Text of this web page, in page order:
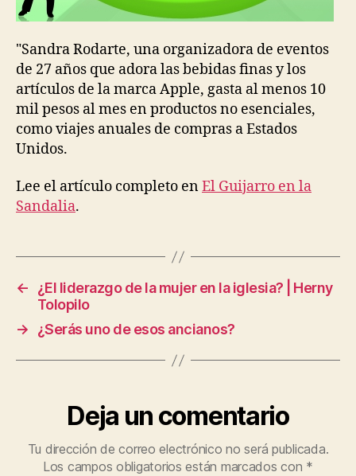
"Sandra Rodarte, una organizadora de eventos
de 27 años que adora las bebidas finas y los
artículos de la marca Apple, gasta al menos 10
mil pesos al mes en productos no esenciales,
como viajes anuales de compras a Estados
Unidos.
Lee el artículo completo enEl Guijarro en la
Sandalia.
←
¿El liderazgo de la mujer en la iglesia? | Herny
Tolopilo
→
¿Serás uno de esos ancianos?
Deja un comentario
Tu dirección de correo electrónico no será publicada.
Los campos obligatorios están marcados con *